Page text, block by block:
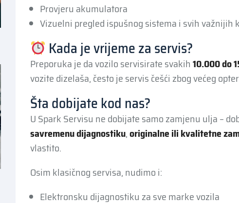
Provjeru akumulatora
Vizuelni pregled ispušnog sistema i svih važnijih
Kada je vrijeme za servis?
Preporuka je da vozilo servisirate svakih10.000 do
vozite dizelaša, često je servis češći zbog većeg
Šta dobijate kod nas?
U Spark Servisu ne dobijate samo zamjenu ulja –
savremenu dijagnostiku,originalne ili kvalitetne
vlastito.
Osim klasičnog servisa, nudimo i:
Elektronsku dijagnostiku za sve marke vozila